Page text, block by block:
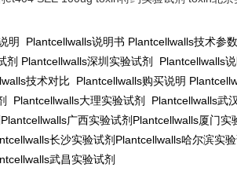
明 Plantcellwalls说明书 Plantcellwalls技术参数
剂 Plantcellwalls深圳实验试剂 Plantcellwalls
技术对比 Plantcellwalls购买说明
Plantcellwalls大理实验试剂 Plantcellwalls武
Plantcellwalls广西实验试剂 Plantcellwalls厦门实
长沙实验试剂 Plantcellwalls哈尔滨实验
武昌实验试剂